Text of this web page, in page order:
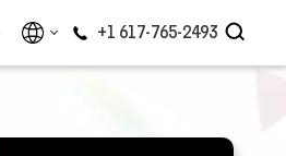
+1 617-765-2493